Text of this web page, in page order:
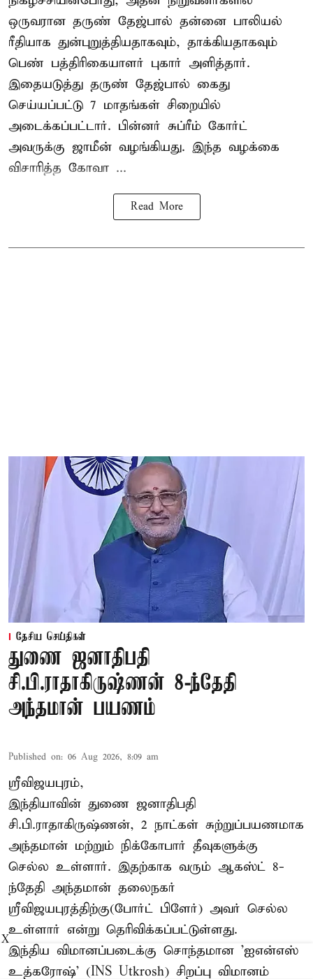
ஒருவரான தருண் தேஜ்பால் தன்னை பாலியல்
ரீதியாக துன்புறுத்தியதாகவும், தாக்கியதாகவும்
பெண் பத்திரிகையாளர் புகார் அளித்தார்.
இதையடுத்து தருண் தேஜ்பால் கைது
செய்யப்பட்டு 7 மாதங்கள் சிறையில்
அடைக்கப்பட்டார். பின்னர் சுப்ரீம் கோர்ட்
அவருக்கு ஜாமீன் வழங்கியது. இந்த வழக்கை
விசாரித்த கோவா ...
Read More
தேசிய செய்திகள்
துணை ஜனாதிபதி
சி.பி.ராதாகிருஷ்ணன் 8-ந்தேதி
அந்தமான் பயணம்
Published on: 06 Aug 2026, 8:09 am
ஸ்ரீவிஜயபுரம்,
இந்தியாவின் துணை ஜனாதிபதி
சி.பி.ராதாகிருஷ்ணன், 2 நாட்கள் சுற்றுப்பயணமாக
அந்தமான் மற்றும் நிக்கோபார் தீவுகளுக்கு
செல்ல உள்ளார். இதற்காக வரும் ஆகஸ்ட் 8-
ந்தேதி அந்தமான் தலைநகர்
ஸ்ரீவிஜயபுரத்திற்கு(போர்ட் பிளேர்) அவர் செல்ல
உள்ளார் என்று தெரிவிக்கப்பட்டுள்ளது.
இந்திய விமானப்படைக்கு சொந்தமான 'ஐஎன்எஸ்
உத்கரோஷ்' (INS Utkrosh) சிறப்பு விமானம்
X